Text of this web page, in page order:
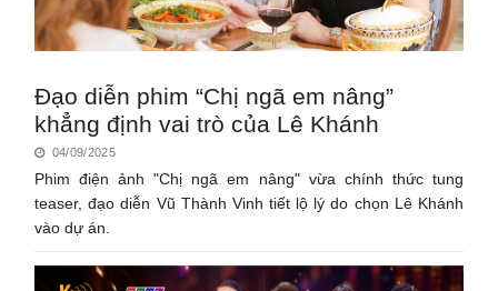
Đạo diễn phim “Chị ngã em nâng”
khẳng định vai trò của Lê Khánh
04/09/2025
Phim điện ảnh "Chị ngã em nâng" vừa chính thức tung
teaser, đạo diễn Vũ Thành Vinh tiết lộ lý do chọn Lê Khánh
vào dự án.